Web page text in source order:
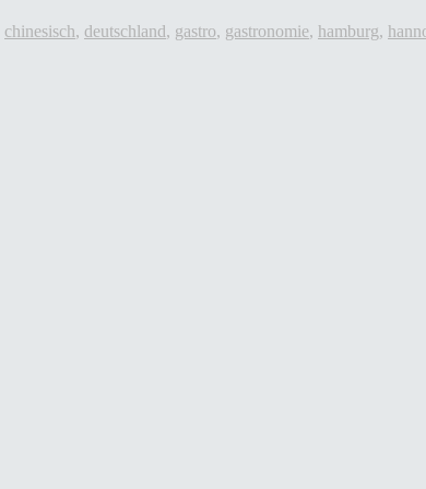
chinesisch, deutschland, gastro, gastronomie, hamburg,